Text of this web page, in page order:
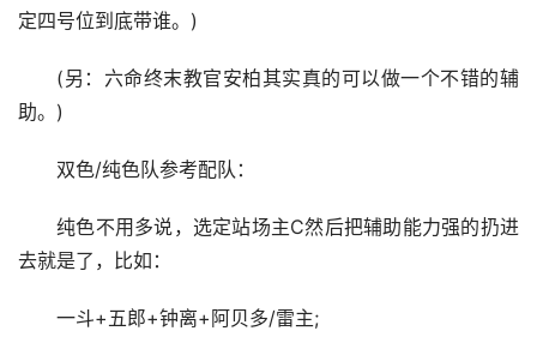
定四号位到底带谁。)
(另：六命终末教官安柏其实真的可以做一个不错的辅
助。)
双色/纯色队参考配队：
纯色不用多说，选定站场主C然后把辅助能力强的扔进
去就是了，比如：
一斗+五郎+钟离+阿贝多/雷主;